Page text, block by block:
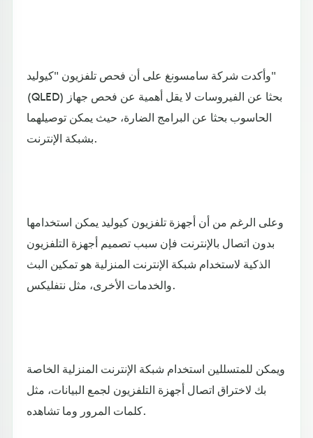
وأكدت شركة سامسونغ على أن فحص تلفزيون "كيوليد"
(QLED) بحثا عن الفيروسات لا يقل أهمية عن فحص جهاز
الحاسوب بحثا عن البرامج الضارة، حيث يمكن توصيلهما
بشبكة الإنترنت.
وعلى الرغم من أن أجهزة تلفزيون كيوليد يمكن استخدامها
بدون اتصال بالإنترنت فإن سبب تصميم أجهزة التلفزيون
الذكية لاستخدام شبكة الإنترنت المنزلية هو تمكين البث
والخدمات الأخرى، مثل نتفليكس.
ويمكن للمتسللين استخدام شبكة الإنترنت المنزلية الخاصة
بك لاختراق اتصال أجهزة التلفزيون لجمع البيانات، مثل
كلمات المرور وما تشاهده.